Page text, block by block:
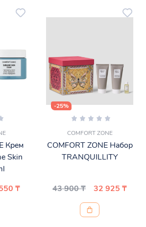
Крем
Skin
₸
-25%
COMFORT ZONE
COMFORT ZONE Набор
TRANQUILLITY
43 900 ₸ 32 925 ₸